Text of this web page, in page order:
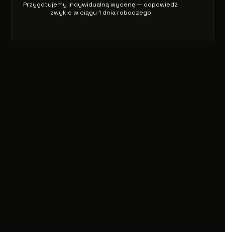
Przygotujemy indywidualną wycenę — odpowiedź
zwykle w ciągu 1 dnia roboczego